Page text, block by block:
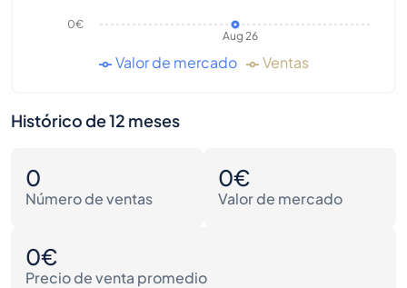
Aug 26
0€
Valor de mercado Ventas
Histórico de 12 meses
0
Número de ventas
0€
Valor de mercado
0€
Precio de venta promedio